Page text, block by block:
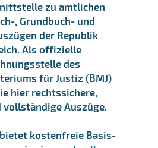
zu amtlichen
, Grundbuch- und
der Republik
Als offizielle
des
für Justiz (BMJ)
hier rechtssichere,
vollständige Auszüge.
kostenfreie Basis-